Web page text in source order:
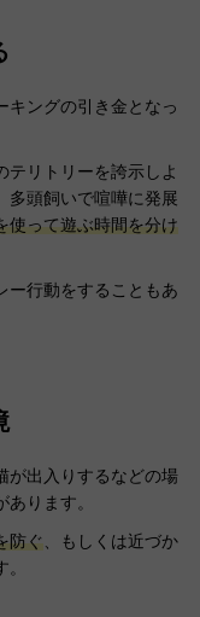
キングの引き金となっ
テリトリーを誇示しよ
多頭飼いで喧嘩に発展
使って遊ぶ時間を分け
ー行動をすることもあ
が出入りするなどの場
ります。
防ぐ 、もしくは近づか